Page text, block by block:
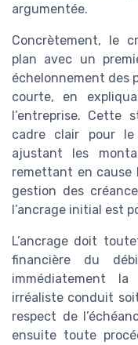
argumentée.
Concrètement, le
plan avec un
échelonnement des
courte, en
l’entreprise. Cette
cadre clair pour
ajustant les
remettant en cause
gestion des
l’ancrage initial est
L’ancrage doit
financière du
immédiatement
irréaliste conduit
respect de
ensuite toute